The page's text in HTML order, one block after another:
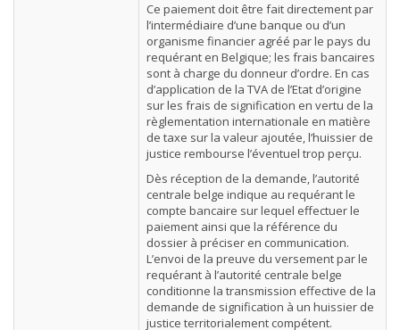
Ce paiement doit être fait directement par
l’intermédiaire d’une banque ou d’un
organisme financier agréé par le pays du
requérant en Belgique; les frais bancaires
sont à charge du donneur d’ordre. En cas
d’application de la TVA de l’Etat d’origine
sur les frais de signification en vertu de la
règlementation internationale en matière
de taxe sur la valeur ajoutée, l’huissier de
justice rembourse l’éventuel trop perçu.
Dès réception de la demande, l’autorité
centrale belge indique au requérant le
compte bancaire sur lequel effectuer le
paiement ainsi que la référence du
dossier à préciser en communication.
L’envoi de la preuve du versement par le
requérant à l’autorité centrale belge
conditionne la transmission effective de la
demande de signification à un huissier de
justice territorialement compétent.